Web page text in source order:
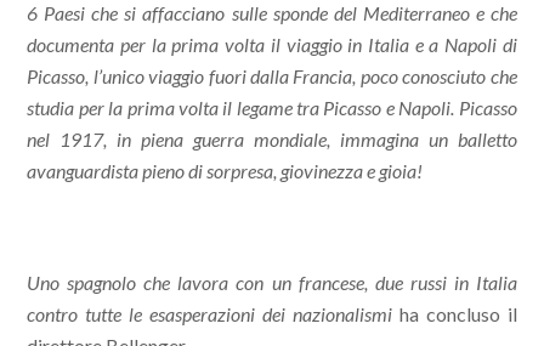
6 Paesi che si affacciano sulle sponde del Mediterraneo e che
documenta per la prima volta il viaggio in Italia e a Napoli di
Picasso, l’unico viaggio fuori dalla Francia, poco conosciuto che
studia per la prima volta il legame tra Picasso e Napoli. Picasso
nel 1917, in piena guerra mondiale, immagina un balletto
avanguardista pieno di sorpresa, giovinezza e gioia!
Uno spagnolo che lavora con un francese, due russi in Italia
contro tutte le esasperazioni dei nazionalismiha concluso il